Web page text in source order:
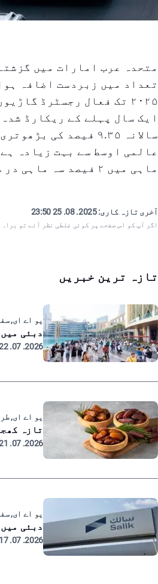
تعداد میں زبردست اضافہ
عالمی اوسط سے بہت زیادہ
ماہی میں ۲ فیصد سہ ماہی در سہ ماہی اضافہ ہوا ہے۔
آخری تازہ کاری:2025. 08. 25 23:50
اگر آپ کو اس صفحے پر کوئی غلطی نظر آئے تو
تازہ ترین خبریں
یو اے ای,
دبئی
2026. 07. 22
یو اے ای,
تازہ
2026. 07. 21
یو اے ای,
دبئی میں سالک
2026. 07. 17